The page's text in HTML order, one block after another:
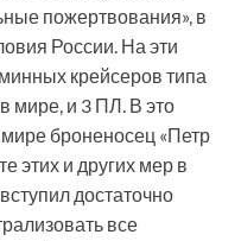
пожертвования», в
России. На эти
крейсеров типа
мире, и 3 ПЛ. В это
броненосец «Петр
этих и других мер в
достаточно
все